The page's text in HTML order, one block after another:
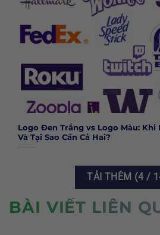
Logo Đen Trắng vs Logo Màu: Khi
Và Tại Sao Cần Cả Hai?
TẢI THÊM (4/
BÀI VIẾT LIÊN